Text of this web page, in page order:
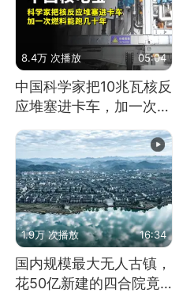
8.4万 次播放 05:04
中国科学家把10兆瓦核反
应堆塞进卡车，加一次燃
1.9万 次播放 16:34
国内规模最大无人古镇，
花50亿新建的四合院竟